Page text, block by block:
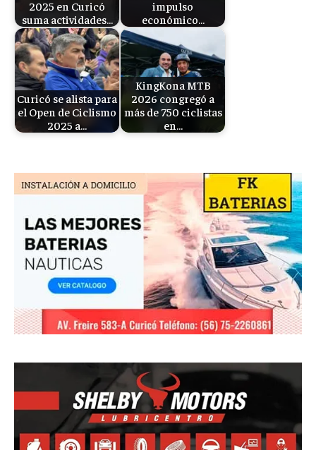
2025 en Curicó
suma actividades…
impulso
económico…
Curicó se alista para
el Open de Ciclismo
2025 a…
KingKona MTB
2026 congregó a
más de 750 ciclistas
en…